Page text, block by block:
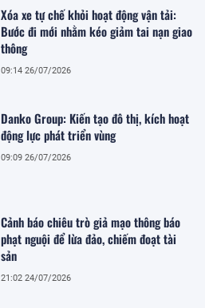
Xóa xe tự chế khỏi hoạt động vận tải:
Bước đi mới nhằm kéo giảm tai nạn giao
thông
09:14 26/07/2026
Danko Group: Kiến tạo đô thị, kích hoạt
động lực phát triển vùng
09:09 26/07/2026
Cảnh báo chiêu trò giả mạo thông báo
phạt nguội để lừa đảo, chiếm đoạt tài
sản
21:02 24/07/2026